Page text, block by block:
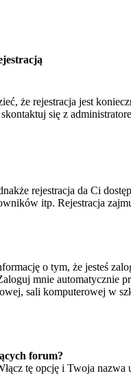
że rejestracja jest
się z
rejestracja da Ci
itp. Rejestracja
o tym, że jesteś
mnie automatycznie
sali komputerowej w
forum?
tę opcję i Twoja